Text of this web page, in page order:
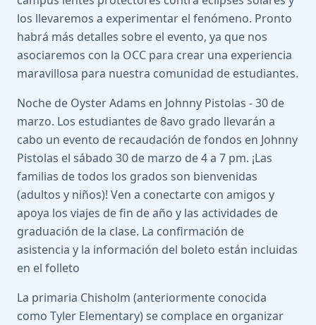
los llevaremos a experimentar el fenómeno. Pronto
habrá más detalles sobre el evento, ya que nos
asociaremos con la OCC para crear una experiencia
maravillosa para nuestra comunidad de estudiantes.
Noche de Oyster Adams en Johnny Pistolas - 30 de
marzo. Los estudiantes de 8avo grado llevarán a
cabo un evento de recaudación de fondos en Johnny
Pistolas el sábado 30 de marzo de 4 a 7 pm. ¡Las
familias de todos los grados son bienvenidas
(adultos y niños)! Ven a conectarte con amigos y
apoya los viajes de fin de año y las actividades de
graduación de la clase. La confirmación de
asistencia y la información del boleto están incluidas
en el folleto
La primaria Chisholm (anteriormente conocida
como Tyler Elementary) se complace en organizar